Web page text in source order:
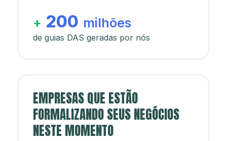
+ 200 milhões
de guias DAS geradas por nós
EMPRESAS QUE ESTÃO
FORMALIZANDO SEUS NEGÓCIOS
NESTE MOMENTO